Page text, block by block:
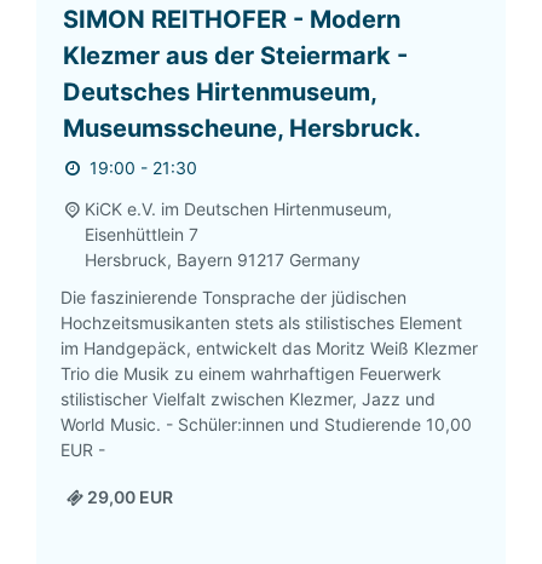
SIMON REITHOFER - Modern
Klezmer aus der Steiermark -
Deutsches Hirtenmuseum,
Museumsscheune, Hersbruck.
19:00 - 21:30
KiCK e.V. im Deutschen Hirtenmuseum,
Eisenhüttlein 7
Hersbruck, Bayern 91217 Germany
Die faszinierende Tonsprache der jüdischen
Hochzeitsmusikanten stets als stilistisches Element
im Handgepäck, entwickelt das Moritz Weiß Klezmer
Trio die Musik zu einem wahrhaftigen Feuerwerk
stilistischer Vielfalt zwischen Klezmer, Jazz und
World Music. - Schüler:innen und Studierende 10,00
EUR -
29,00 EUR